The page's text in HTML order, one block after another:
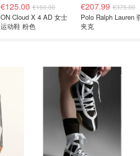
€125.00 €160.00
ON Cloud X 4 AD 女士
运动鞋 粉色
€207.99 €375.00
Polo Ralph Lauren
夹克